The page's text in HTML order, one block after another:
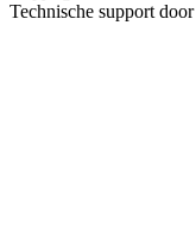
Technische support door